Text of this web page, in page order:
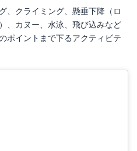
、クライミング、懸垂下降（ロ
、カヌー、水泳、飛び込みなど
ポイントまで下るアクティビテ